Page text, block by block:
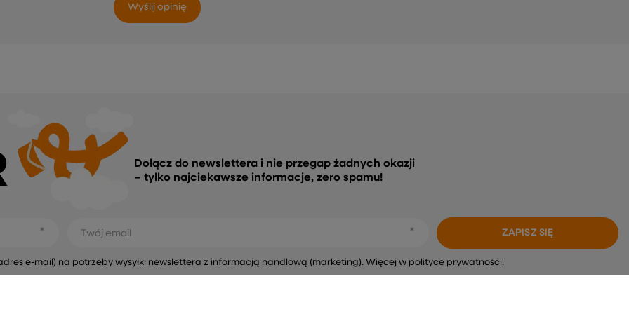
Wyślij opinię
Dołącz do newslettera i nie przegap żadnych okazji
– tylko najciekawsze informacje, zero spamu!
Twój email
e-mail) na potrzeby wysyłki newslettera z informacją handlową (marketing). Więcej w polityce prywatności.
ZAPISZ SIĘ